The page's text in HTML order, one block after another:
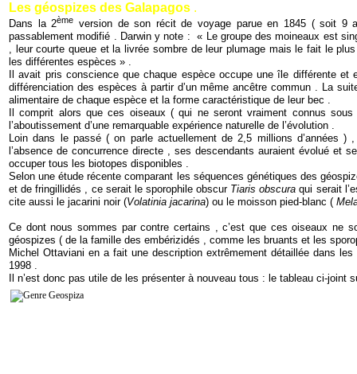
Les géospizes des Galapagos .
Dans la 2ème version de son récit de voyage parue en 1845 ( soit 9
passablement modifié . Darwin y note : « Le groupe des moineaux est
, leur courte queue et la livrée sombre de leur plumage mais le fait le
les différentes espèces » .
Il avait pris conscience que chaque espèce occupe une île différente et
différenciation des espèces à partir d’un même ancêtre commun . La
alimentaire de chaque espèce et la forme caractéristique de leur bec .
Il comprit alors que ces oiseaux ( qui ne seront vraiment connus
l’aboutissement d’une remarquable expérience naturelle de l’évolution .
Loin dans le passé ( on parle actuellement de 2,5 millions d’années
l’absence de concurrence directe , ses descendants auraient évolué et
occuper tous les biotopes disponibles .
Selon une étude récente comparant les séquences génétiques des
et de fringillidés , ce serait le sporophile obscur Tiaris obscura qui serait
cite aussi le jacarini noir (Volatinia jacarina) ou le moisson pied-blanc (
Ce dont nous sommes par contre certains , c’est que ces oiseaux ne
géospizes ( de la famille des embérizidés , comme les bruants et les
Michel Ottaviani en a fait une description extrêmement détaillée dans
1998 .
Il n’est donc pas utile de les présenter à nouveau tous : le tableau ci-joint